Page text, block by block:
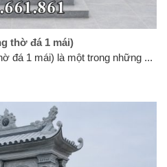
thờ đá 1 mái)
đá 1 mái) là một trong những ...